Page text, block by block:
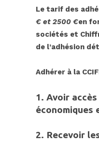
Le tarif des
€ et 2500 €en
sociétés et
de l’adhésion
Adhérer à la CC
1. Avoir
économiques
2. Recevoir